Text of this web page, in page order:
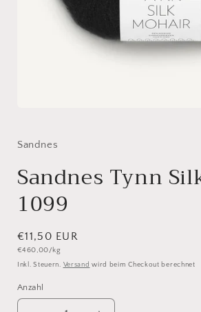
Modal
Sandnes
Sandnes Tynn
1099
Normaler
Preis
€11,50 EUR
Grundpreis
€460,00/kg
Inkl. Steuern. Versand wird beim Checkout berechnet
Anzahl
Anzahl